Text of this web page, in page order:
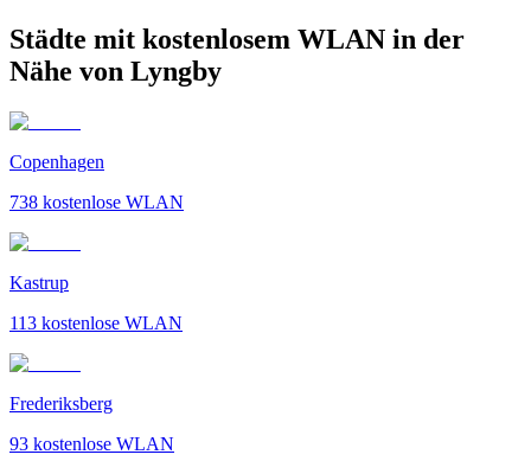
Städte mit kostenlosem WLAN in der
Nähe von Lyngby
Copenhagen
738 kostenlose WLAN
Kastrup
113 kostenlose WLAN
Frederiksberg
93 kostenlose WLAN